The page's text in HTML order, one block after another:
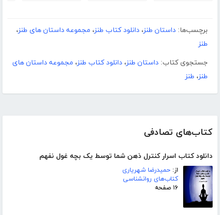
کتاب‌های تصادفی
دانلود کتاب اسرار کنترل ذهن شما توسط یک بچه غول نفهم
از: حمیدرضا شهریاری
کتاب‌های روانشناسی
۱۶ صفحه
برچسب‌ها: داستان طنز، دانلود کتاب طنز، مجموعه داستان های طنز،
طنز
جستجوی کتاب: داستان طنز، دانلود کتاب طنز، مجموعه داستان های
طنز، طنز